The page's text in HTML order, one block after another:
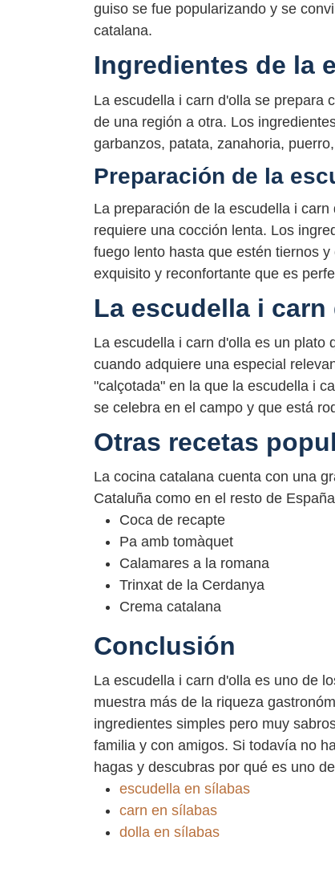
guiso se fue popularizando y se
catalana.
Ingredientes de la
La escudella i carn d'olla se prepara
de una región a otra. Los
garbanzos, patata, zanahoria,
Preparación de la
La preparación de la escudella i
requiere una cocción lenta. Los
fuego lento hasta que estén tiernos
exquisito y reconfortante que es
La escudella i
La escudella i carn d'olla es un plato
cuando adquiere una especial
"calçotada" en la que la escudella i
se celebra en el campo y que está
Otras recetas
La cocina catalana cuenta con una
Cataluña como en el resto de
Coca de recapte
Pa amb tomàquet
Calamares a la romana
Trinxat de la Cerdanya
Crema catalana
Conclusión
La escudella i carn d'olla es uno de
muestra más de la riqueza
ingredientes simples pero muy
familia y con amigos. Si todavía no
hagas y descubras por qué es uno
escudella en sílabas
carn en sílabas
dolla en sílabas